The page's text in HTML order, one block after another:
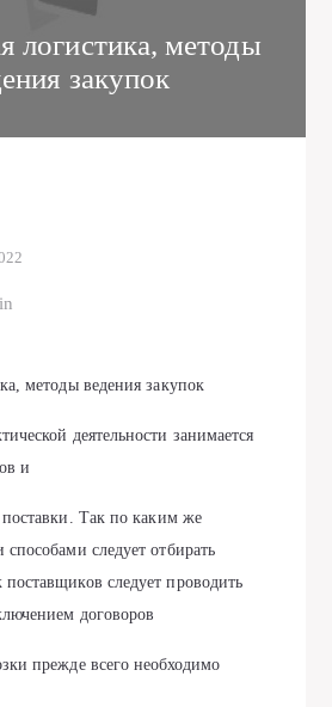
логистика, методы
закупок
методы ведения закупок
деятельности занимается
и
поставки. Так по каким же
следует отбирать
следует проводить
договоров
прежде всего необходимо